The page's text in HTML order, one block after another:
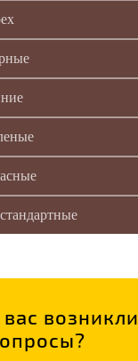
вас возникли